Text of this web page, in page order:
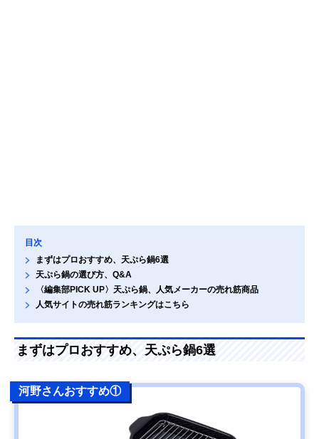
目次
まずはプロおすすめ、天ぷら鍋6選
天ぷら鍋の選び方、Q&A
〈編集部PICK UP〉天ぷら鍋、人気メーカーの売れ筋商品
人気サイトの売れ筋ランキングはこちら
まずはプロおすすめ、天ぷら鍋6選
河野さんおすすめ①